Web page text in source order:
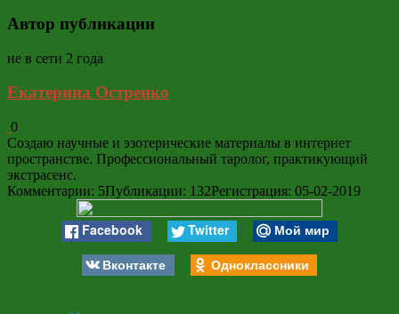
Автор публикации
не в сети 2 года
Екатерина Остренко
0
Создаю научные и эзотерические материалы в интернет
пространстве. Профессиональный таролог, практикующий
экстрасенс.
Комментарии: 5Публикации: 132Регистрация: 05-02-2019
Facebook Twitter
Мой мир
Вконтакте
Одноклассники